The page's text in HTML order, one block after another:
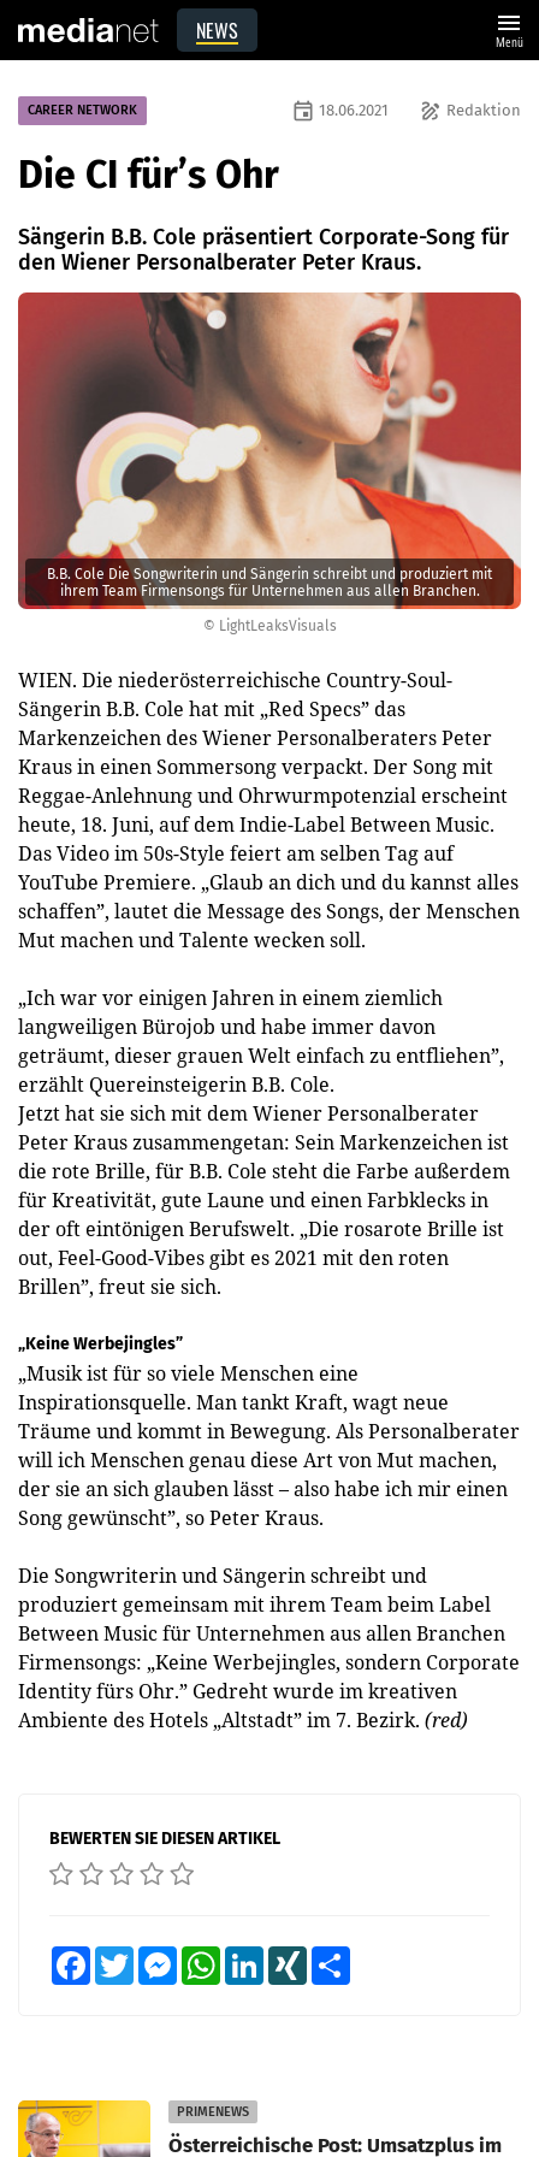
NEWS menu
Menü
© LightLeaksVisuals
B.B. Cole Die Songwriterin und Sängerin schreibt und produziert mit
ihrem Team Firmensongs für Unternehmen aus allen ­Branchen.
CAREER NETWORK draw Redaktion
event 18.06.2021
Die CI für’s Ohr
Sängerin B.B. Cole präsentiert Corporate-Song für
den Wiener Personalberater Peter Kraus.
WIEN. Die niederösterreichische Country-Soul-
Sängerin B.B. Cole hat mit „Red Specs” das
Markenzeichen des Wiener Personalberaters Peter
Kraus in einen Sommersong verpackt. Der Song mit
Reggae-Anlehnung und Ohrwurmpotenzial erscheint
heute, 18. Juni, auf dem Indie-Label Between Music.
Das Video im 50s-Style feiert am selben Tag auf
YouTube Premiere. „Glaub an dich und du kannst alles
schaffen”, lautet die Message des Songs, der Menschen
Mut machen und Talente wecken soll.
„Ich war vor einigen Jahren in einem ziemlich
langweiligen Bürojob und habe immer davon
geträumt, dieser grauen Welt einfach zu entfliehen”,
erzählt Quereinsteigerin B.B. Cole.
Jetzt hat sie sich mit dem Wiener Personalberater
Peter Kraus zusammengetan: Sein Markenzeichen ist
die rote Brille, für B.B. Cole steht die Farbe außerdem
für Kreativität, gute Laune und einen Farbklecks in
der oft eintönigen Berufswelt. „Die rosarote Brille ist
out, Feel-Good-Vibes gibt es 2021 mit den roten
Brillen”, freut sie sich.
„Keine Werbejingles”
„Musik ist für so viele Menschen eine
Inspirationsquelle. Man tankt Kraft, wagt neue
Träume und kommt in Bewegung. Als Personalberater
will ich Menschen genau diese Art von Mut machen,
der sie an sich glauben lässt – also habe ich mir einen
Song gewünscht”, so Peter Kraus.
Die Songwriterin und Sängerin schreibt und
produziert gemeinsam mit ihrem Team beim Label
Between Music für Unternehmen aus allen Branchen
Firmensongs: „Keine Werbejingles, sondern Corporate
Identity fürs Ohr.” Gedreht wurde im kreativen
Ambiente des Hotels „Altstadt” im 7. Bezirk. (red)
BEWERTEN SIE DIESEN ARTIKEL
FacebookTwitter MessengerWhatsAppLinkedInXING
PRIMENEWS
Österreichische Post: Umsatzplus im